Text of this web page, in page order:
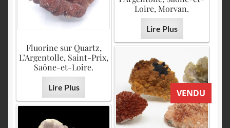
Loire, Morvan.
Lire Plus
Fluorine sur Quartz,
L’Argentolle, Saint-Prix,
Saône-et-Loire.
Lire Plus
VENDU